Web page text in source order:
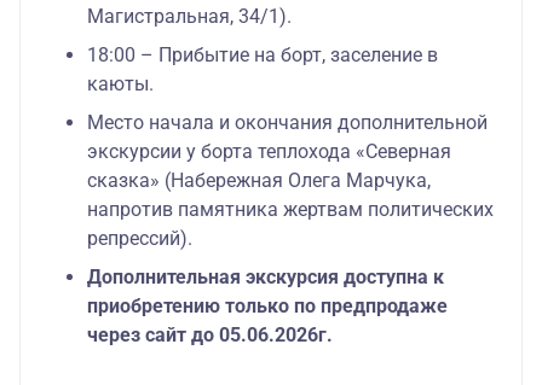
Магистральная, 34/1).
18:00 – Прибытие на борт, заселение в
каюты.
Место начала и окончания дополнительной
экскурсии у борта теплохода «Северная
сказка» (Набережная Олега Марчука,
напротив памятника жертвам политических
репрессий).
Дополнительная экскурсия доступна к
приобретению только по предпродаже
через сайт до 05.06.2026г.